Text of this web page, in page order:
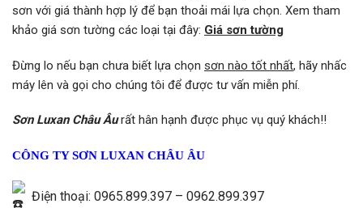
sơn với giá thành hợp lý để bạn thoải mái lựa chọn. Xem tham
khảo giá sơn tường các loại tại đây: Giá sơn tường
Đừng lo nếu bạn chưa biết lựa chọn sơn nào tốt nhất, hãy nhấc
máy lên và gọi cho chúng tôi để được tư vấn miễn phí.
Sơn Luxan Châu Âurất hân hạnh được phục vụ quý khách!!
CÔNG TY SƠN LUXAN CHÂU ÂU
Điện thoại: 0965.899.397 – 0962.899.397